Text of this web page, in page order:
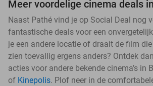
Meer voordelige cinema deals
Naast Pathé vind je op Social Deal nog
fantastische deals voor een
je een andere locatie of draait de film
zien toevallig ergens anders? Ontdek
acties voor andere bekende cinema’s in
of Kinepolis. Plof neer in de